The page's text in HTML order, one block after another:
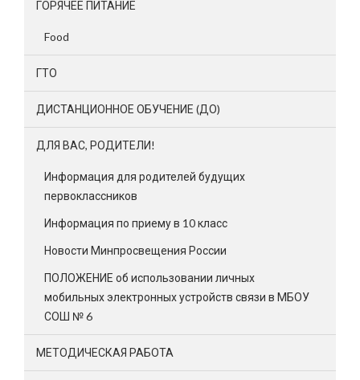
ГОРЯЧЕЕ ПИТАНИЕ
Food
ГТО
ДИСТАНЦИОННОЕ ОБУЧЕНИЕ (ДО)
ДЛЯ ВАС, РОДИТЕЛИ!
Информация для родителей будущих
первоклассников
Информация по приему в 10 класс
Новости Минпросвещения России
ПОЛОЖЕНИЕ об использовании личных
мобильных электронных устройств связи в МБОУ
СОШ № 6
МЕТОДИЧЕСКАЯ РАБОТА